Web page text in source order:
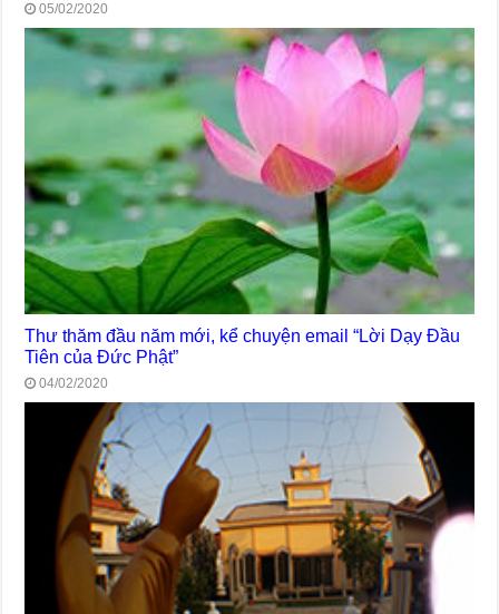
05/02/2020
Thư thăm đầu năm mới, kể chuyện email “Lời Dạy Đầu
Tiên của Đức Phật”
04/02/2020